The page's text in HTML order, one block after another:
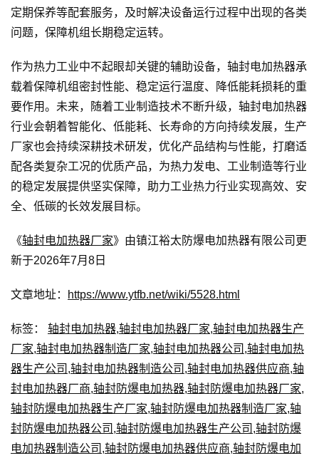
定期保养等配套服务，及时解决设备运行过程中出现的各类
问题，保障机组长期稳定运转。
作为热力工业中不起眼却关键的辅助设备，轴封电加热器承
载着保障机组密封性能、稳定运行温度、降低能耗损耗的重
要作用。未来，随着工业制造技术不断升级，轴封电加热器
行业会朝着智能化、低能耗、长寿命的方向持续发展，生产
厂家也会持续深耕技术研发，优化产品结构与性能，打磨适
配各类复杂工况的优质产品，为热力发电、工业制造等行业
的稳定发展提供坚实保障，助力工业热力行业实现高效、安
全、低碳的长效发展目标。
《轴封电加热器厂家》由镇江裕太防爆电加热器有限公司更
新于2026年7月8日
文章地址： https://www.ytfb.net/wiki/5528.html
标签： 轴封电加热器,轴封电加热器厂家,轴封电加热器生产
厂家,轴封电加热器制造厂家,轴封电加热器公司 ,轴封电加热
器生产公司 ,轴封电加热器制造公司 ,轴封电加热器供应商,轴
封电加热器厂商,轴封防爆电加热器,轴封防爆电加热器厂家,
轴封防爆电加热器生产厂家,轴封防爆电加热器制造厂家,轴
封防爆电加热器公司 ,轴封防爆电加热器生产公司 ,轴封防爆
电加热器制造公司 ,轴封防爆电加热器供应商,轴封防爆电加